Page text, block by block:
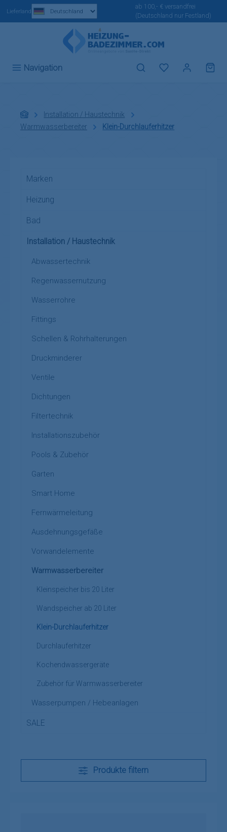
Zum Hauptinhalt springen
Lieferland
ab 100,- € versandfrei
(Deutschland nur Festland)
Navigation Du hast 0
Installation / Haustechnik
Warmwasserbereiter
Klein-Durchlauferhitzer
Marken
Heizung
Bad
Installation / Haustechnik
Abwassertechnik
Regenwassernutzung
Wasserrohre
Fittings
Schellen & Rohrhalterungen
Druckminderer
Ventile
Dichtungen
Filtertechnik
Installationszubehör
Pools & Zubehör
Garten
Smart Home
Fernwärmeleitung
Ausdehnungsgefäße
Vorwandelemente
Warmwasserbereiter
Kleinspeicher bis 20 Liter
Wandspeicher ab 20 Liter
Klein-Durchlauferhitzer
Durchlauferhitzer
Kochendwassergeräte
Zubehör für Warmwasserbereiter
Wasserpumpen / Hebeanlagen
SALE
Produkte filtern